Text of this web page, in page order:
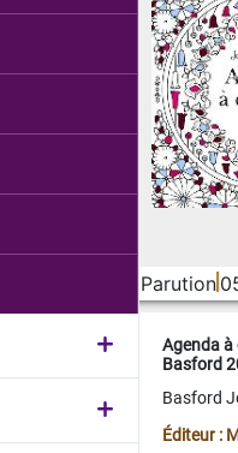
Parution
Agenda
Basford
Basford
Éditeur :